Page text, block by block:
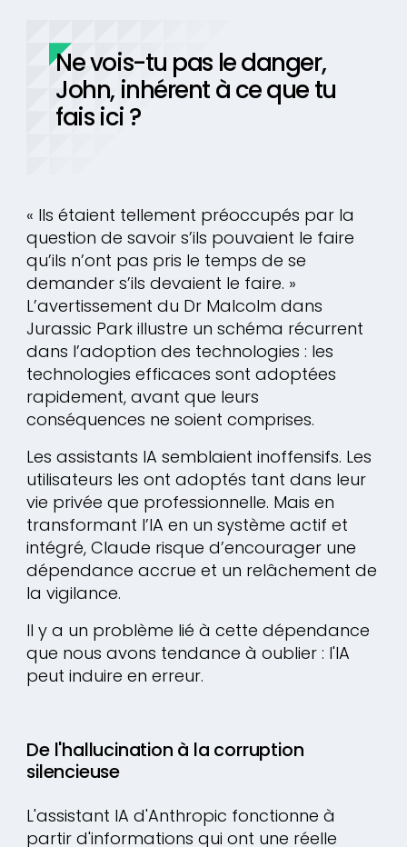
Ne vois-tu pas le danger,
John, inhérent à ce que tu
fais ici ?
« Ils étaient tellement préoccupés par la
question de savoir s’ils pouvaient le faire
qu’ils n’ont pas pris le temps de se
demander s’ils devaient le faire. »
L’avertissement du Dr Malcolm dans
Jurassic Park illustre un schéma récurrent
dans l’adoption des technologies : les
technologies efficaces sont adoptées
rapidement, avant que leurs
conséquences ne soient comprises.
Les assistants IA semblaient inoffensifs. Les
utilisateurs les ont adoptés tant dans leur
vie privée que professionnelle. Mais en
transformant l’IA en un système actif et
intégré, Claude risque d’encourager une
dépendance accrue et un relâchement de
la vigilance.
Il y a un problème lié à cette dépendance
que nous avons tendance à oublier : l'IA
peut induire en erreur.
De l'hallucination à la corruption
silencieuse
L'assistant IA d'Anthropic fonctionne à
partir d'informations qui ont une réelle